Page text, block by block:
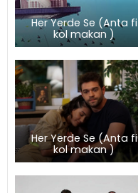
Her Yerde Se (Anta fi
kol makan )
Her Yerde Se (Anta fi
kol makan )